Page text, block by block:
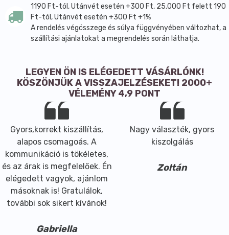
1190 Ft-tól, Utánvét esetén +300 Ft, 25.000 Ft felett 190
Ft-tól, Utánvét esetén +300 Ft +1%
A rendelés végösszege és súlya függvényében változhat, a
szállítási ajánlatokat a megrendelés során láthatja.
LEGYEN ÖN IS ELÉGEDETT VÁSÁRLÓNK!
KÖSZÖNJÜK A VISSZAJELZÉSEKET! 2000+
VÉLEMÉNY 4,9 PONT
Gyors,korrekt kiszállítás,
alapos csomagoás. A
kommunikáció is tökéletes,
és az árak is megfelelőek. Én
elégedett vagyok, ajánlom
másoknak is! Gratulálok,
további sok sikert kívánok!
Gabriella
Nagy választék, gyors
kiszolgálás
Zoltán